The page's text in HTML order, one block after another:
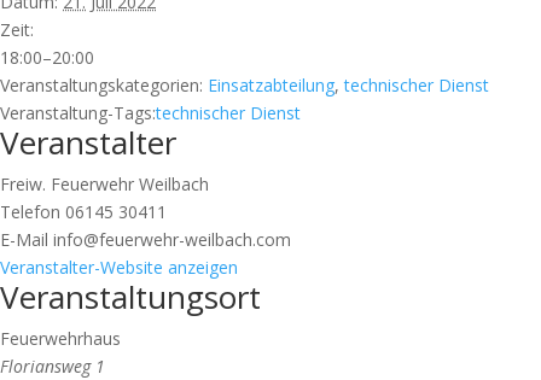
Zeit:
18:00–20:00
Veranstaltungskategorien: Einsatzabteilung,technischer Dienst
Veranstaltung-Tags:technischer Dienst
Veranstalter
Freiw. Feuerwehr Weilbach
Telefon 06145 30411
E-Mail info@feuerwehr-weilbach.com
Veranstalter-Website anzeigen
Veranstaltungsort
Feuerwehrhaus
Floriansweg 1